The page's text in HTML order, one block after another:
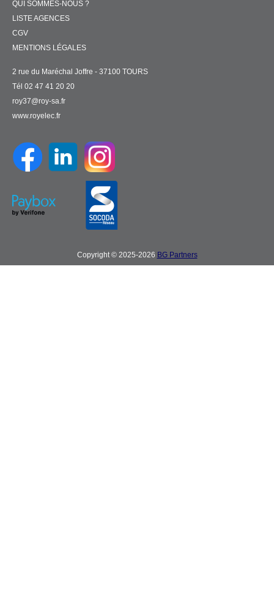
QUI SOMMES-NOUS ?
LISTE AGENCES
CGV
MENTIONS LÉGALES
2 rue du Maréchal Joffre - 37100 TOURS
Tél 02 47 41 20 20
roy37@roy-sa.fr
www.royelec.fr
Copyright © 2025-2026 BG Partners